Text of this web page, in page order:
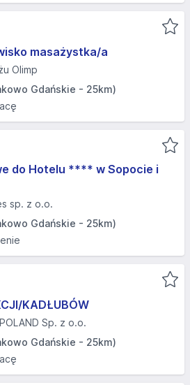
masażystka/a
Olimp
Gdańskie - 25km)
do Hotelu **** w Sopocie i
sp. z o.o.
Gdańskie - 25km)
KADŁUBÓW
Sp. z o.o.
Gdańskie - 25km)